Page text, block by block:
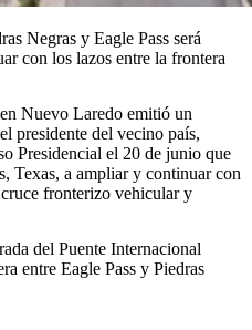
Negras y Eagle Pass será
con los lazos entre la frontera
Nuevo Laredo emitió un
presidente del vecino país,
Presidencial el 20 de junio que
Texas, a ampliar y continuar con
fronterizo vehicular y
del Puente Internacional
entre Eagle Pass y Piedras